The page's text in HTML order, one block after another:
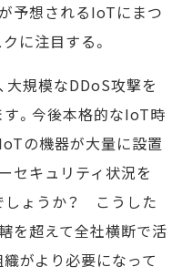
予想されるIoTにまつ
に注目する。
大規模なDDoS攻撃を
。今後本格的なIoT時
の機器が大量に設置
セキュリティ状況を
しょうか？ こうした
を超えて全社横断で活
がより必要になって